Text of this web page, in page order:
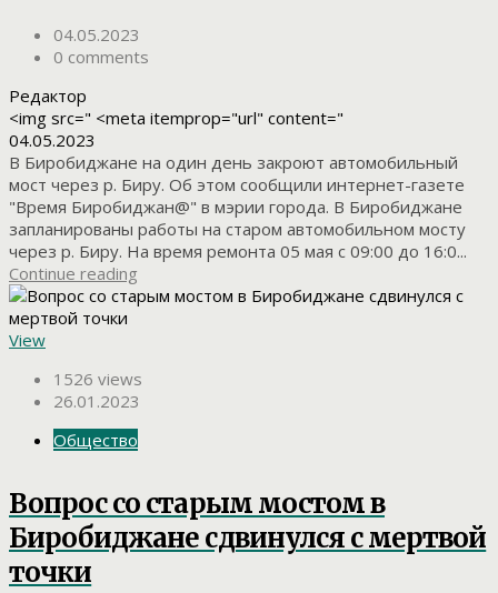
04.05.2023
0 comments
Редактор
<img src=" <meta itemprop="url" content="
04.05.2023
В Биробиджане на один день закроют автомобильный
мост через р. Биру. Об этом сообщили интернет-газете
"Время Биробиджан@" в мэрии города. В Биробиджане
запланированы работы на старом автомобильном мосту
через р. Биру. На время ремонта 05 мая с 09:00 до 16:0...
Continue reading
View
1526 views
26.01.2023
Общество
Вопрос со старым мостом в
Биробиджане сдвинулся с мертвой
точки